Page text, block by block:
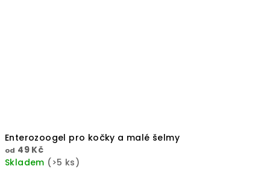
Enterozoogel pro kočky a malé šelmy
od 49 Kč
Skladem (>5 ks)